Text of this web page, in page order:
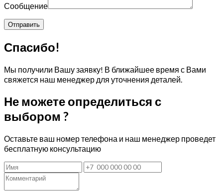
Сообщение
Спасибо!
Мы получили Вашу заявку! В ближайшее время с Вами
свяжется наш менеджер для уточнения деталей.
Не можете определиться с
выбором ?
Оставьте ваш номер телефона и наш менеджер проведет
бесплатную консультацию